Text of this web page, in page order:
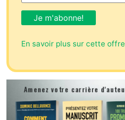
En savoir plus sur cette offre